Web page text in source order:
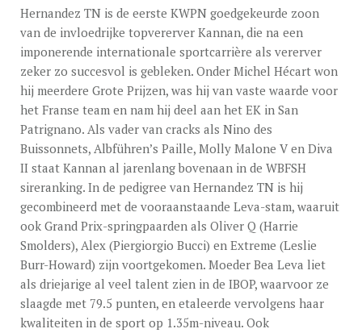
EU-STATION
ICSI
ALGEMENE VOORWAARDEN
MERRIEBEGELEIDING
BESTELFORMULIER
NIEUWS
TEAM NIJHOF MARKET
CONTACT
Hernandez TN is de eerste KWPN goedgekeurde zoon
van de invloedrijke topvererver Kannan, die na een
imponerende internationale sportcarrière als vererver
zeker zo succesvol is gebleken. Onder Michel Hécart won
hij meerdere Grote Prijzen, was hij van vaste waarde voor
het Franse team en nam hij deel aan het EK in San
Patrignano. Als vader van cracks als Nino des
Buissonnets, Albführen’s Paille, Molly Malone V en Diva
II staat Kannan al jarenlang bovenaan in de WBFSH
sireranking. In de pedigree van Hernandez TN is hij
gecombineerd met de vooraanstaande Leva-stam, waaruit
ook Grand Prix-springpaarden als Oliver Q (Harrie
Smolders), Alex (Piergiorgio Bucci) en Extreme (Leslie
Burr-Howard) zijn voortgekomen. Moeder Bea Leva liet
als driejarige al veel talent zien in de IBOP, waarvoor ze
slaagde met 79.5 punten, en etaleerde vervolgens haar
kwaliteiten in de sport op 1.35m-niveau. Ook